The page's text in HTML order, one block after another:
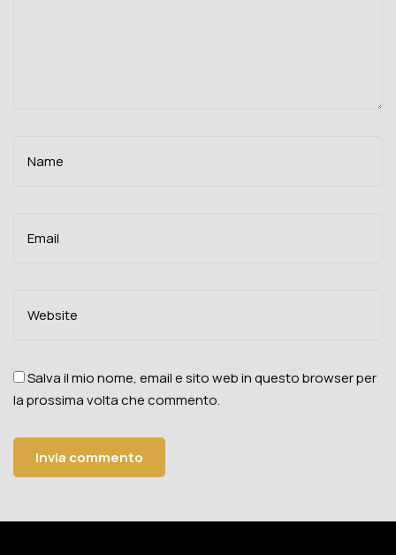
Salva il mio nome, email e sito web in questo browser per
la prossima volta che commento.